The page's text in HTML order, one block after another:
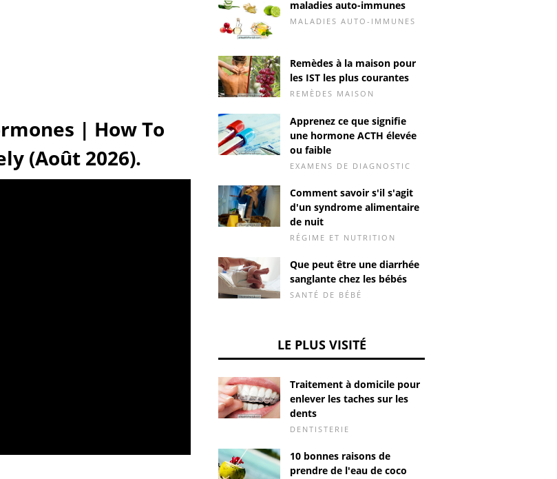
| How To
(Août 2026).
maladies auto-immunes
MALADIES AUTO-IMMUNES
Remèdes à la maison pour
les IST les plus courantes
REMÈDES MAISON
Apprenez ce que signifie
une hormone ACTH élevée
ou faible
EXAMENS DE DIAGNOSTIC
Comment savoir s'il s'agit
d'un syndrome alimentaire
de nuit
RÉGIME ET NUTRITION
Que peut être une diarrhée
sanglante chez les bébés
SANTÉ DE BÉBÉ
LE PLUS VISITÉ
Traitement à domicile pour
enlever les taches sur les
dents
DENTISTERIE
10 bonnes raisons de
prendre de l'eau de coco